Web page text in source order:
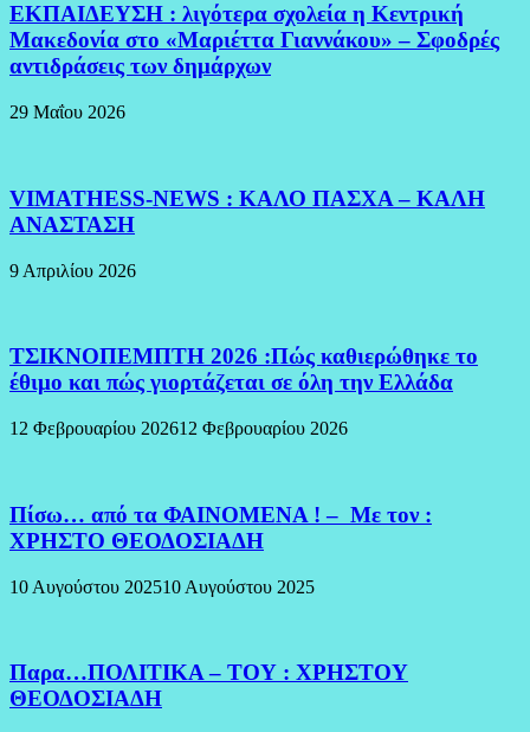
ΕΚΠΑΙΔΕΥΣΗ : λιγότερα σχολεία η Κεντρική
Μακεδονία στο «Μαριέττα Γιαννάκου» – Σφοδρές
αντιδράσεις των δημάρχων
29 Μαΐου 2026
VIMATHESS-NEWS : ΚΑΛΟ ΠΑΣΧΑ – ΚΑΛΗ
ΑΝΑΣΤΑΣΗ
9 Απριλίου 2026
ΤΣΙΚΝΟΠΕΜΠΤΗ 2026 :Πώς καθιερώθηκε το
έθιμο και πώς γιορτάζεται σε όλη την Ελλάδα
12 Φεβρουαρίου 202612 Φεβρουαρίου 2026
Πίσω… από τα ΦΑΙΝΟΜΕΝΑ ! – Με τον :
ΧΡΗΣΤΟ ΘΕΟΔΟΣΙΑΔΗ
10 Αυγούστου 202510 Αυγούστου 2025
Παρα…ΠΟΛΙΤΙΚΑ – ΤΟΥ : ΧΡΗΣΤΟΥ
ΘΕΟΔΟΣΙΑΔΗ